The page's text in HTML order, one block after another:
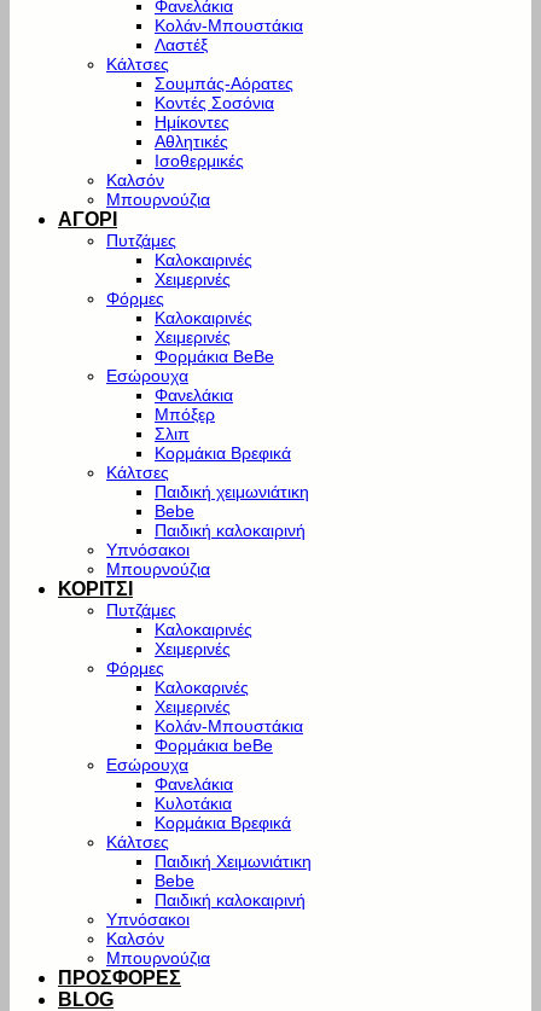
Φανελάκια
Κολάν-Μπουστάκια
Λαστέξ
Κάλτσες
Σουμπάς-Αόρατες
Κοντές Σοσόνια
Ημίκοντες
Αθλητικές
Ισοθερμικές
Καλσόν
Μπουρνούζια
ΑΓΟΡΙ
Πυτζάμες
Καλοκαιρινές
Χειμερινές
Φόρμες
Καλοκαιρινές
Χειμερινές
Φορμάκια BeBe
Εσώρουχα
Φανελάκια
Μπόξερ
Σλιπ
Κορμάκια Βρεφικά
Κάλτσες
Παιδική χειμωνιάτικη
Bebe
Παιδική καλοκαιρινή
Υπνόσακοι
Μπουρνούζια
ΚΟΡΙΤΣΙ
Πυτζάμες
Καλοκαιρινές
Χειμερινές
Φόρμες
Καλοκαρινές
Χειμερινές
Κολάν-Μπουστάκια
Φορμάκια beBe
Εσώρουχα
Φανελάκια
Κυλοτάκια
Κορμάκια Βρεφικά
Κάλτσες
Παιδική Χειμωνιάτικη
Bebe
Παιδική καλοκαιρινή
Υπνόσακοι
Καλσόν
Μπουρνούζια
ΠΡΟΣΦΟΡΕΣ
BLOG